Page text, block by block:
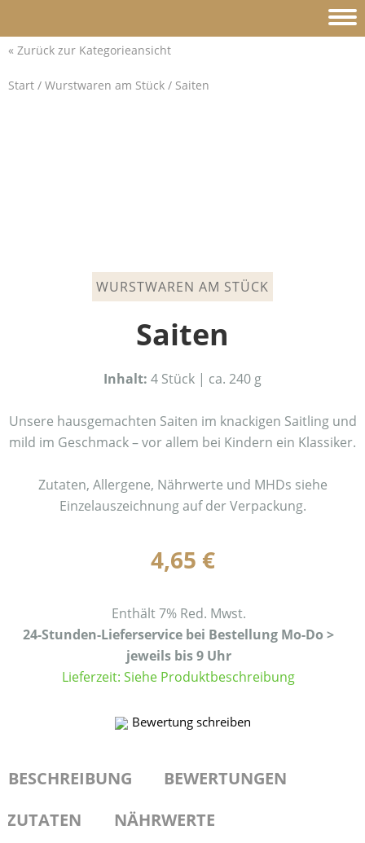
« Zurück zur Kategorieansicht
Start / Wurstwaren am Stück / Saiten
WURSTWAREN AM STÜCK
Saiten
Inhalt: 4 Stück | ca. 240 g
Unsere hausgemachten Saiten im knackigen Saitling und
mild im Geschmack – vor allem bei Kindern ein Klassiker.
Zutaten, Allergene, Nährwerte und MHDs siehe
Einzelauszeichnung auf der Verpackung.
4,65 €
Enthält 7% Red. Mwst.
24-Stunden-Lieferservice bei Bestellung Mo-Do >
jeweils bis 9 Uhr
Lieferzeit: Siehe Produktbeschreibung
Bewertung schreiben
BESCHREIBUNG
BEWERTUNGEN
ZUTATEN
NÄHRWERTE